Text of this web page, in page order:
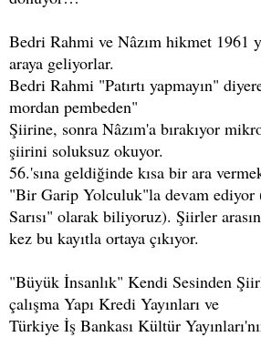
Bedri Rahmi ve Nâzım hikmet 1961
araya geliyorlar.
Bedri Rahmi "Patırtı yapmayın"
mordan pembeden"
Şiirine, sonra Nâzım'a bırakıyor
şiirini soluksuz okuyor.
56.'sına geldiğinde kısa bir ara
"Bir Garip Yolculuk"la devam
Sarısı" olarak biliyoruz). Şiirler
kez bu kayıtla ortaya çıkıyor.
"Büyük İnsanlık" Kendi Sesinden
çalışma Yapı Kredi Yayınları ve
Türkiye İş Bankası Kültür